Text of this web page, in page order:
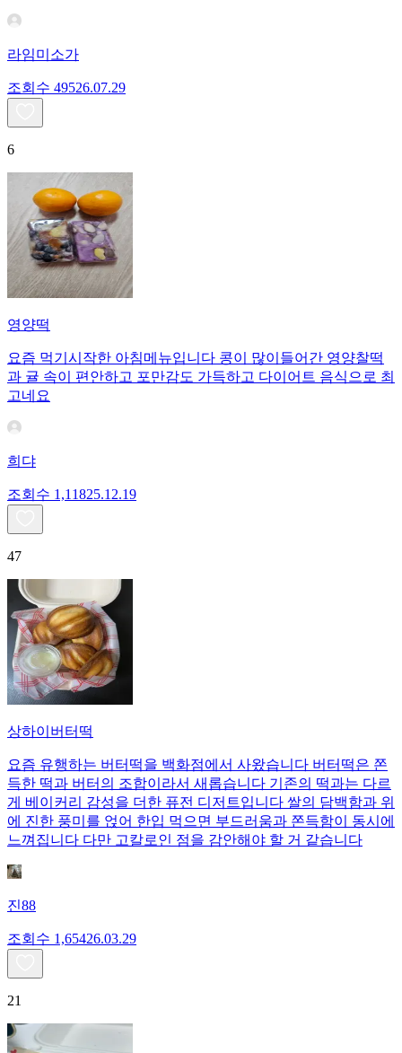
라임미소가
조회수 49526.07.29
6
영양떡
요즘 먹기시작한 아침메뉴입니다 콩이 많이들어간 영양찰떡
과 귤 속이 편안하고 포만감도 가득하고 다이어트 음식으로 최
고네요
희댜
조회수 1,11825.12.19
47
상하이버터떡
요즘 유행하는 버터떡을 백화점에서 사왔습니다 버터떡은 쫀
득한 떡과 버터의 조합이라서 새롭습니다 기존의 떡과는 다르
게 베이커리 감성을 더한 퓨전 디저트입니다 쌀의 담백함과 위
에 진한 풍미를 얹어 한입 먹으면 부드러움과 쫀득함이 동시에
느껴집니다 다만 고칼로인 점을 감안해야 할 거 같습니다
진88
조회수 1,65426.03.29
21